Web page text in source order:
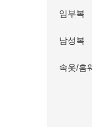
임부복
남성복
속옷/홈